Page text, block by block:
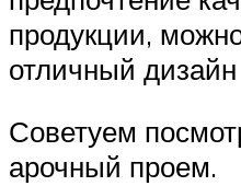
продукции,
отличный
Советуем
арочный проем.